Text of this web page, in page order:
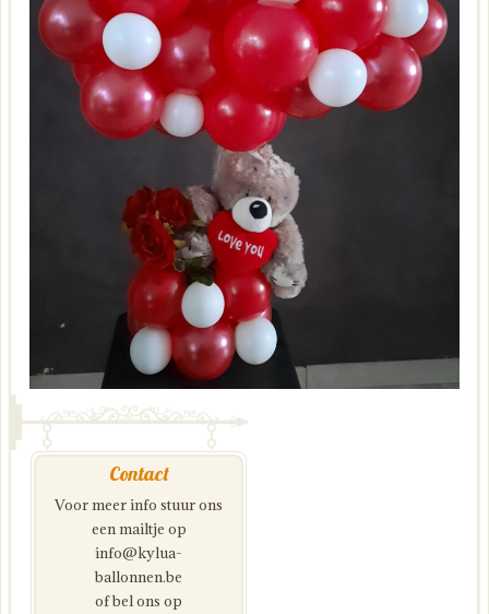
Contact
Voor meer info stuur ons
een mailtje op
info@kylua-
ballonnen.be
of bel ons op